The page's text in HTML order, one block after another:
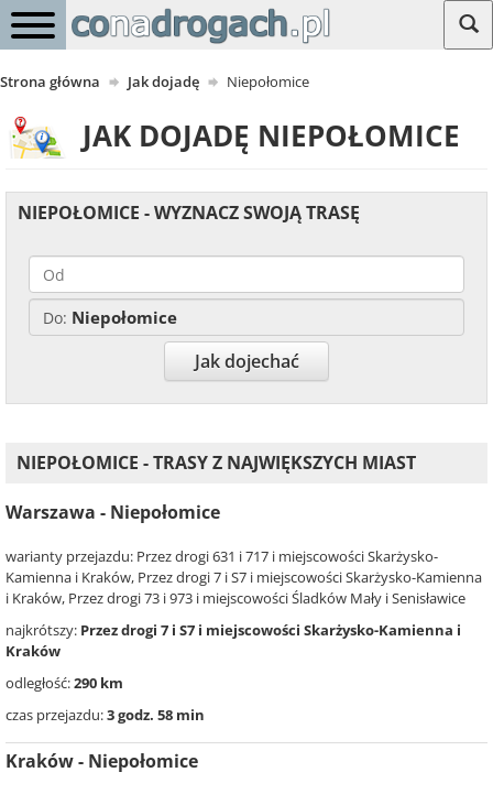
Strona główna Jak dojadę Niepołomice
JAK DOJADĘ NIEPOŁOMICE
NIEPOŁOMICE - WYZNACZ SWOJĄ TRASĘ
Do: Niepołomice
Jak dojechać
NIEPOŁOMICE - TRASY Z NAJWIĘKSZYCH MIAST
Warszawa - Niepołomice
warianty przejazdu: Przez drogi 631 i 717 i miejscowości Skarżysko-
Kamienna i Kraków, Przez drogi 7 i S7 i miejscowości Skarżysko-Kamienna
i Kraków, Przez drogi 73 i 973 i miejscowości Śladków Mały i Senisławice
najkrótszy: Przez drogi 7 i S7 i miejscowości Skarżysko-Kamienna i
Kraków
odległość:290 km
czas przejazdu:3 godz. 58 min
Kraków - Niepołomice